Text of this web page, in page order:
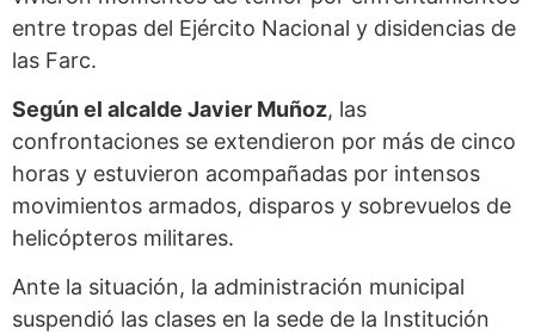
entre tropas del Ejército Nacional y disidencias de
las Farc.
Según el alcalde Javier Muñoz, las
confrontaciones se extendieron por más de cinco
horas y estuvieron acompañadas por intensos
movimientos armados, disparos y sobrevuelos de
helicópteros militares.
Ante la situación, la administración municipal
suspendió las clases en la sede de la Institución